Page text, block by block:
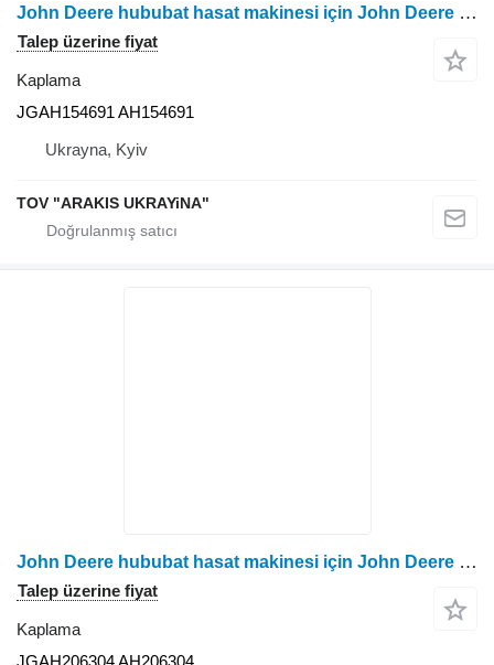
John Deere hububat hasat makinesi için John Deere Dnishche JGAH154691 kaplama
Talep üzerine fiyat
Kaplama
JGAH154691 AH154691
Ukrayna, Kyiv
TOV "ARAKIS UKRAYiNA"
John Deere hububat hasat makinesi için John Deere JGAH206304 kaplama
Talep üzerine fiyat
Kaplama
JGAH206304 AH206304